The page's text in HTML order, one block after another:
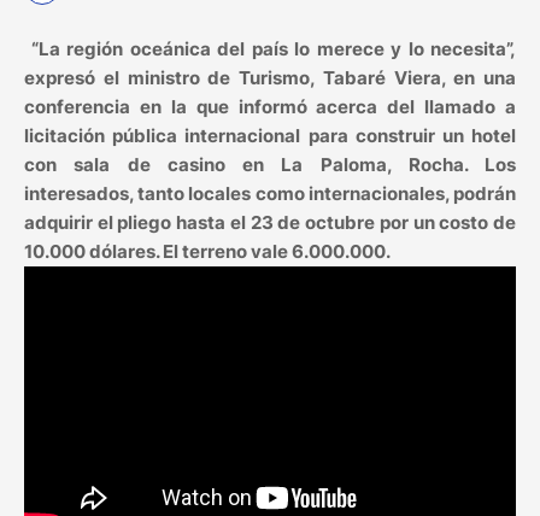
“La región oceánica del país lo merece y lo necesita”,
expresó el ministro de Turismo, Tabaré Viera, en una
conferencia en la que informó acerca del llamado a
licitación pública internacional para construir un hotel
con sala de casino en La Paloma, Rocha. Los
interesados, tanto locales como internacionales, podrán
adquirir el pliego hasta el 23 de octubre por un costo de
10.000 dólares. El terreno vale 6.000.000.